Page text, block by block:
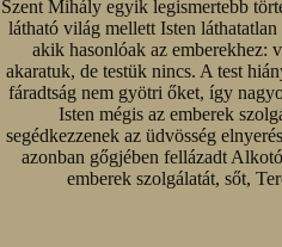
Szent Mihály egyik legismertebb
látható világ mellett Isten
akik hasonlóak az emberekhez:
akaratuk, de testük nincs. A test
fáradtság nem gyötri őket, így
Isten mégis az emberek
segédkezzenek az üdvösség
azonban gőgjében fellázadt
emberek szolgálatát, sőt,